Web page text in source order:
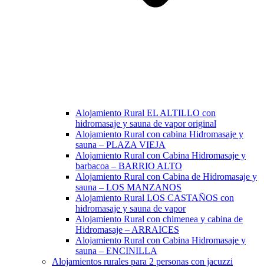
Alojamiento Rural EL ALTILLO con
hidromasaje y sauna de vapor original
Alojamiento Rural con cabina Hidromasaje y
sauna – PLAZA VIEJA
Alojamiento Rural con Cabina Hidromasaje y
barbacoa – BARRIO ALTO
Alojamiento Rural con Cabina de Hidromasaje y
sauna – LOS MANZANOS
Alojamiento Rural LOS CASTAÑOS con
hidromasaje y sauna de vapor
Alojamiento Rural con chimenea y cabina de
Hidromasaje – ARRAICES
Alojamiento Rural con Cabina Hidromasaje y
sauna – ENCINILLA
Alojamientos rurales para 2 personas con jacuzzi